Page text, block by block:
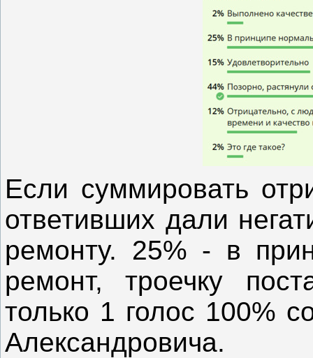
Если суммировать
ответивших дали
ремонту. 25% - в
ремонт, троечку
только 1 голос 100%
Александровича.